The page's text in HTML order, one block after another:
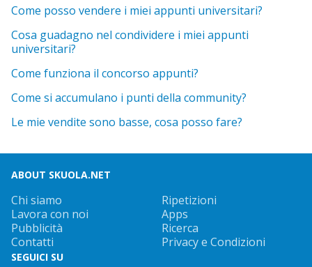
Come posso vendere i miei appunti universitari?
Cosa guadagno nel condividere i miei appunti
universitari?
Come funziona il concorso appunti?
Come si accumulano i punti della community?
Le mie vendite sono basse, cosa posso fare?
ABOUT SKUOLA.NET
Chi siamo
Lavora con noi
Pubblicità
Contatti
Ripetizioni
Apps
Ricerca
Privacy e Condizioni
SEGUICI SU